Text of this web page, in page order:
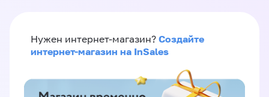
Нужен интернет-магазин? Создайте
интернет-магазин на InSales